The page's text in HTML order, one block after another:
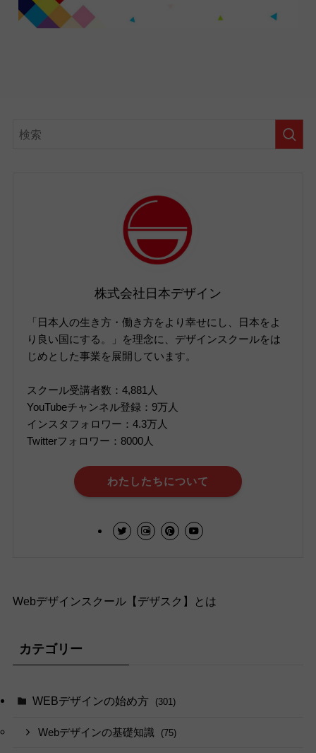
株式会社日本デザイン
「日本人の生き方・働き方をより幸せにし、日本をよ
り良い国にする。」を理念に、デザインスクールをは
じめとした事業を展開しています。
スクール受講者数：4,881人
YouTubeチャンネル登録：9万人
インスタフォロワー：4.3万人
Twitterフォロワー：8000人
わたしたちについて
Webデザインスクール【デザスク】とは
カテゴリー
WEBデザインの始め方 (301)
Webデザインの基礎知識 (75)